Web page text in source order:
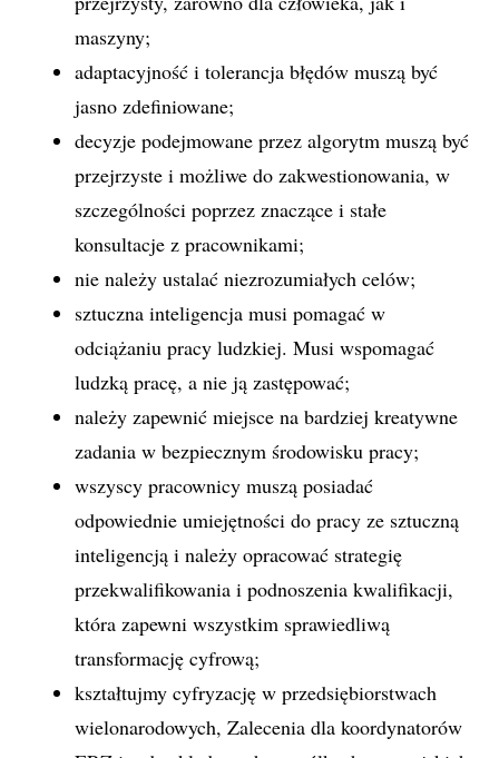
maszyny;
adaptacyjność i tolerancja błędów muszą być
jasno zdefiniowane;
decyzje podejmowane przez algorytm muszą być
przejrzyste i możliwe do zakwestionowania, w
szczególności poprzez znaczące i stałe
konsultacje z pracownikami;
nie należy ustalać niezrozumiałych celów;
sztuczna inteligencja musi pomagać w
odciążaniu pracy ludzkiej. Musi wspomagać
ludzką pracę, a nie ją zastępować;
należy zapewnić miejsce na bardziej kreatywne
zadania w bezpiecznym środowisku pracy;
wszyscy pracownicy muszą posiadać
odpowiednie umiejętności do pracy ze sztuczną
inteligencją i należy opracować strategię
przekwalifikowania i podnoszenia kwalifikacji,
która zapewni wszystkim sprawiedliwą
transformację cyfrową;
kształtujmy cyfryzację w przedsiębiorstwach
wielonarodowych, Zalecenia dla koordynatorów